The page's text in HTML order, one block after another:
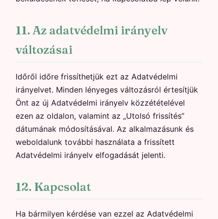
11. Az adatvédelmi irányelv
változásai
Időről időre frissíthetjük ezt az Adatvédelmi
irányelvet. Minden lényeges változásról értesítjük
Önt az új Adatvédelmi irányelv közzétételével
ezen az oldalon, valamint az „Utolsó frissítés”
dátumának módosításával. Az alkalmazásunk és
weboldalunk további használata a frissített
Adatvédelmi irányelv elfogadását jelenti.
12. Kapcsolat
Ha bármilyen kérdése van ezzel az Adatvédelmi